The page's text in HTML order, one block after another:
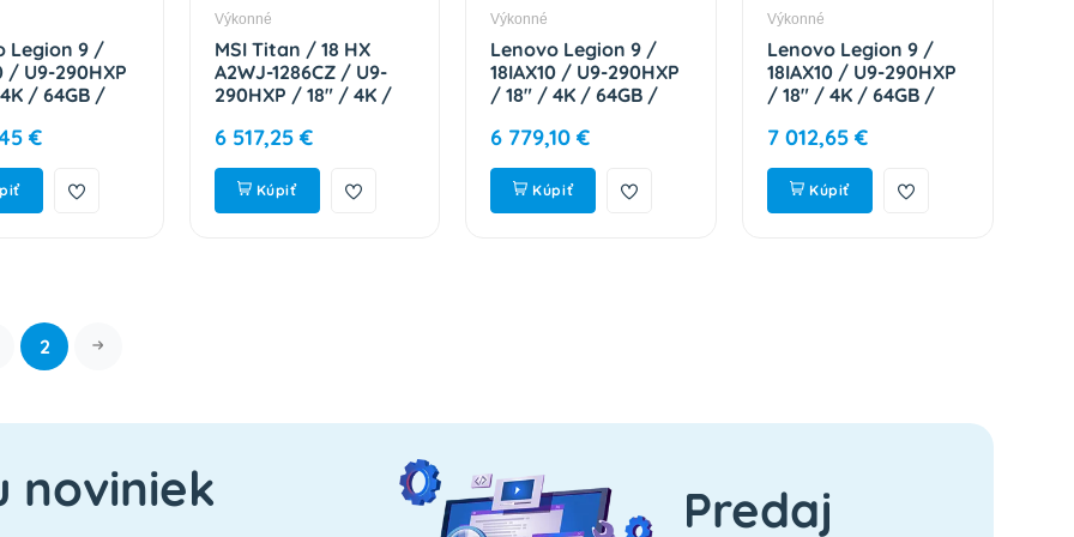
Legion 9 /
/ U9-290HXP
/ 64GB /
Black /
€
Výkonné
MSI Titan / 18 HX
A2WJ-1286CZ / U9-
290HXP / 18" / 4K /
5090 / W11P / Black /
2R 9S7-182411-1286
6 517,25 €
Kúpiť
Výkonné
Lenovo Legion 9 /
18IAX10 / U9-290HXP
/ 18" / 4K / 64GB /
W11P / Eclipse Black /
3R On-Site
83EY0089CK
6 779,10 €
Kúpiť
Výkonné
Lenovo Legion 9 /
18IAX10 / U9-290HXP
/ 18" / 4K / 64GB /
W11P / Eclipse Black /
3R On-Site
83EY008BCK
7 012,65 €
Kúpiť
2
noviniek
Predaj